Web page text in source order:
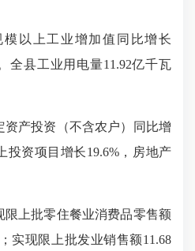
模以上工业增加值同比增长
全县工业用电量11.92亿千瓦
资产投资（不含农户）同比增
投资项目增长19.6%，房地产
限上批零住餐业消费品零售额
实现限上批发业销售额11.68